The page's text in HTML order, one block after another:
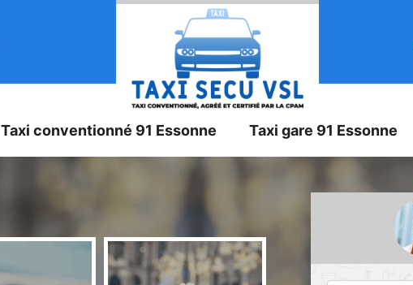
Taxi conventionné 91 Essonne Taxi gare 91 Essonne